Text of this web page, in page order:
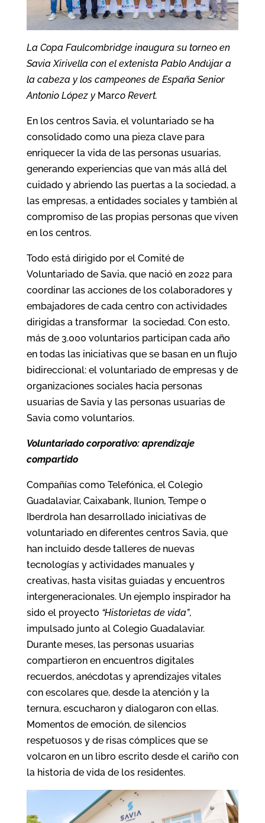
La Copa Faulcombridge inaugura su torneo en
Savia Xirivella con el extenista Pablo Andújar a
la cabeza y los campeones de España Senior
Antonio López y Marco Revert.
En los centros Savia, el voluntariado se ha
consolidado como una pieza clave para
enriquecer la vida de las personas usuarias,
generando experiencias que van más allá del
cuidado y abriendo las puertas a la sociedad, a
las empresas, a entidades sociales y también al
compromiso de las propias personas que viven
en los centros.
Todo está dirigido por el Comité de
Voluntariado de Savia, que nació en 2022 para
coordinar las acciones de los colaboradores y
embajadores de cada centro con actividades
dirigidas a transformar la sociedad. Con esto,
más de 3.000 voluntarios participan cada año
en todas las iniciativas que se basan en un flujo
bidireccional: el voluntariado de empresas y de
organizaciones sociales hacia personas
usuarias de Savia y las personas usuarias de
Savia como voluntarios.
Voluntariado corporativo: aprendizaje
compartido
Compañías como Telefónica, el Colegio
Guadalaviar, Caixabank, Ilunion, Tempe o
Iberdrola han desarrollado iniciativas de
voluntariado en diferentes centros Savia, que
han incluido desde talleres de nuevas
tecnologías y actividades manuales y
creativas, hasta visitas guiadas y encuentros
intergeneracionales. Un ejemplo inspirador ha
sido el proyecto “Historietas de vida”,
impulsado junto al Colegio Guadalaviar.
Durante meses, las personas usuarias
compartieron en encuentros digitales
recuerdos, anécdotas y aprendizajes vitales
con escolares que, desde la atención y la
ternura, escucharon y dialogaron con ellas.
Momentos de emoción, de silencios
respetuosos y de risas cómplices que se
volcaron en un libro escrito desde el cariño con
la historia de vida de los residentes.